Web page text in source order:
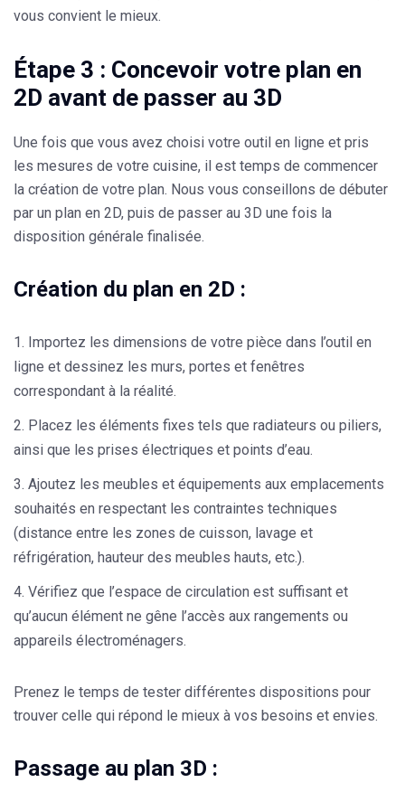
vous convient le mieux.
Étape 3 : Concevoir votre plan en
2D avant de passer au 3D
Une fois que vous avez choisi votre outil en ligne et pris
les mesures de votre cuisine, il est temps de commencer
la création de votre plan. Nous vous conseillons de débuter
par un plan en 2D, puis de passer au 3D une fois la
disposition générale finalisée.
Création du plan en 2D :
Importez les dimensions de votre pièce dans l’outil en
ligne et dessinez les murs, portes et fenêtres
correspondant à la réalité.
Placez les éléments fixes tels que radiateurs ou piliers,
ainsi que les prises électriques et points d’eau.
Ajoutez les meubles et équipements aux emplacements
souhaités en respectant les contraintes techniques
(distance entre les zones de cuisson, lavage et
réfrigération, hauteur des meubles hauts, etc.).
Vérifiez que l’espace de circulation est suffisant et
qu’aucun élément ne gêne l’accès aux rangements ou
appareils électroménagers.
Prenez le temps de tester différentes dispositions pour
trouver celle qui répond le mieux à vos besoins et envies.
Passage au plan 3D :